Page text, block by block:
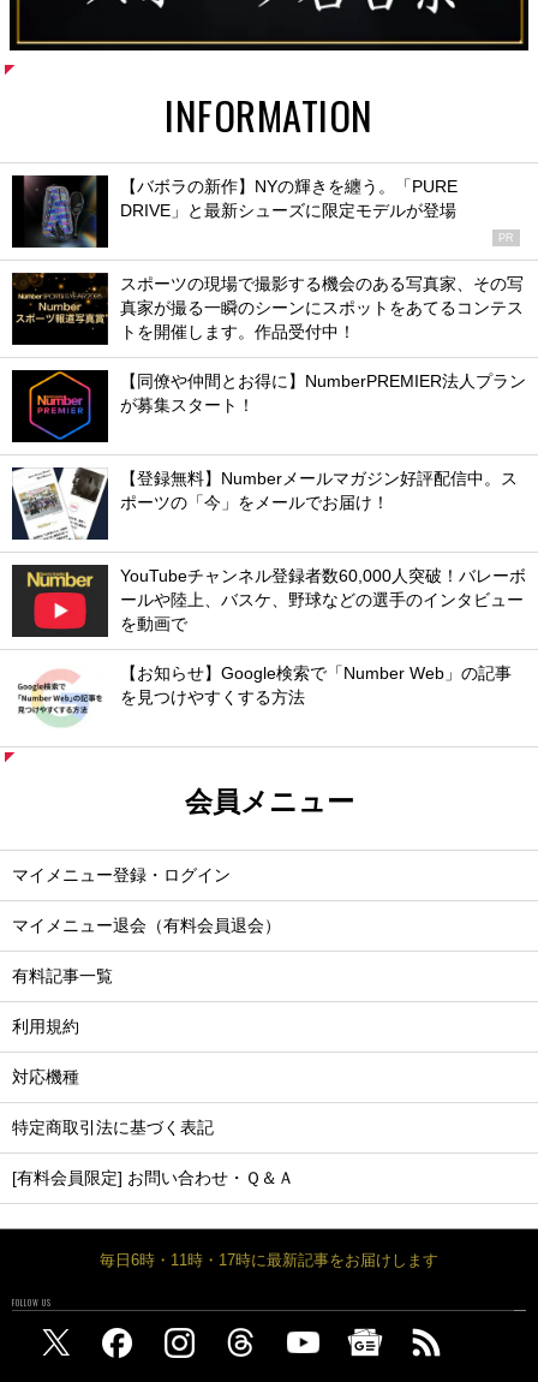
INFORMATION
【バボラの新作】NYの輝きを纏う。「PURE
DRIVE」と最新シューズに限定モデルが登場
PR
スポーツの現場で撮影する機会のある写真家、その写
真家が撮る一瞬のシーンにスポットをあてるコンテス
トを開催します。作品受付中！
【同僚や仲間とお得に】NumberPREMIER法人プラン
が募集スタート！
【登録無料】Numberメールマガジン好評配信中。ス
ポーツの「今」をメールでお届け！
YouTubeチャンネル登録者数60,000人突破！バレーボ
ールや陸上、バスケ、野球などの選手のインタビュー
を動画で
【お知らせ】Google検索で「Number Web」の記事
を見つけやすくする方法
会員メニュー
マイメニュー登録・ログイン
マイメニュー退会（有料会員退会）
有料記事一覧
利用規約
対応機種
特定商取引法に基づく表記
[有料会員限定] お問い合わせ・Ｑ＆Ａ
毎日6時・11時・17時に最新記事をお届けします
FOLLOW US